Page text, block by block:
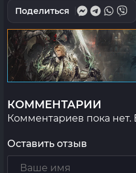
Поделиться
КОММЕНТАРИИ
Комментариев пока нет.
Оставить отзыв